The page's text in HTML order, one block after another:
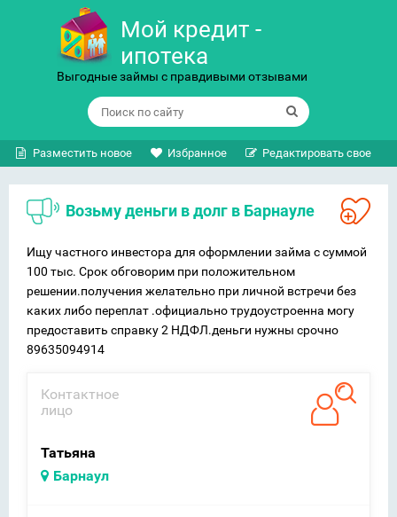
Мой кредит -
ипотека
Выгодные займы с правдивыми отзывами
Разместить новое Избранное Редактировать свое
Возьму деньги в долг в Барнауле
Ищу частного инвестора для оформлении займа с суммой
100 тыс. Срок обговорим при положительном
решении.получения желательно при личной встречи без
каких либо переплат .официально трудоустроенна могу
предоставить справку 2 НДФЛ.деньги нужны срочно
89635094914
Контактное
лицо
Татьяна
Барнаул